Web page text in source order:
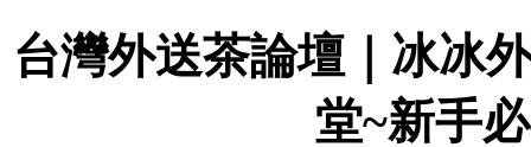
台灣外送茶論壇｜冰冰
堂~新手